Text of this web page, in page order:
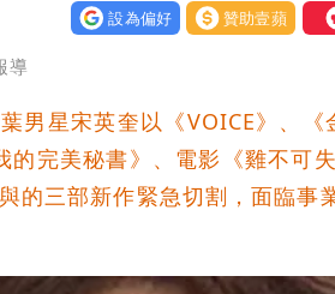
雨3天「這區下到紫爆」
設為偏好 贊助壹蘋 我
導
葉男星宋英奎以《VOICE》、
的完美秘書》、電影《雞不可
的三部新作緊急切割，面臨事